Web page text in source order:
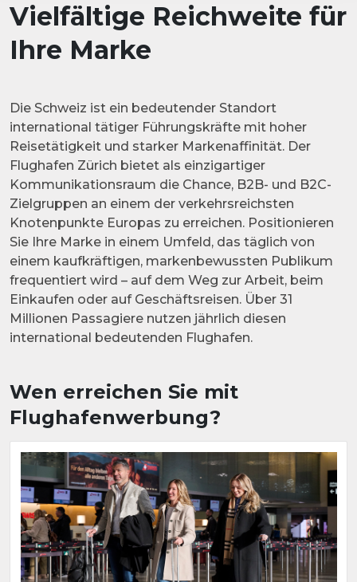
Vielfältige Reichweite für
Ihre Marke
Die Schweiz ist ein bedeutender Standort
international tätiger Führungskräfte mit hoher
Reisetätigkeit und starker Markenaffinität. Der
Flughafen Zürich bietet als einzigartiger
Kommunikationsraum die Chance, B2B- und B2C-
Zielgruppen an einem der verkehrsreichsten
Knotenpunkte Europas zu erreichen. Positionieren
Sie Ihre Marke in einem Umfeld, das täglich von
einem kaufkräftigen, markenbewussten Publikum
frequentiert wird – auf dem Weg zur Arbeit, beim
Einkaufen oder auf Geschäftsreisen. Über 31
Millionen Passagiere nutzen jährlich diesen
international bedeutenden Flughafen.
Wen erreichen Sie mit
Flughafenwerbung?